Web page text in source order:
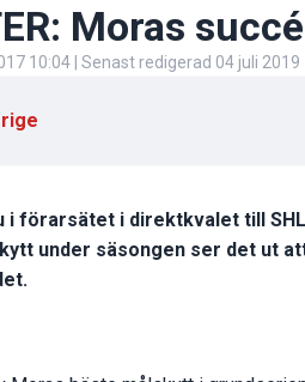
Moras
10:04 | Senast redigerad 04 juli 2019
i förarsätet i direktkvalet till
under säsongen ser det ut